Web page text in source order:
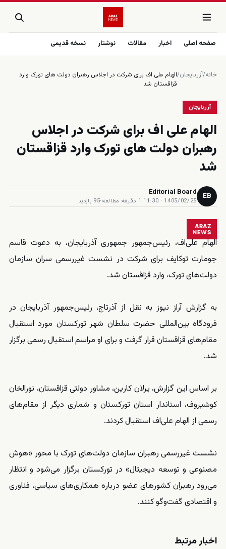
صفحه اصلی اخبار مقالات نوشتار نسخه قدیمی
خانه/آزربایجان/الهام علی اف برای شرکت در اجلاس رهبران دولت های تورک وارد
قزاقستان شد
آزربایجان
الهام علی اف برای شرکت در اجلاس
رهبران دولت های تورک وارد قزاقستان
شد
EB
Editorial Board
1405/02/25 · 11:30
·1 دقیقه مطالعه ·95 بازدید
ARAZ
NEWS
الهام علی‌اف، رئیس‌جمهور جمهوری آذربایجان، به دعوت قاسم
جومارت توکایف برای شرکت در نشست غیررسمی سران سازمان
دولت‌های تورک، وارد قزاقستان شد.
به گزارش آراز نیوز به نقل از آذرتاج، رئیس‌جمهور آذربایجان در
فرودگاه بین‌المللی حضرت سلطان شهر تورکستان مورد استقبال
مقام‌های قزاقستان قرار گرفت و برای او مراسم استقبال رسمی برگزار
شد.
بر اساس این گزارش، یرلان کارین، مشاور دولتی قزاقستان، نورالخان
کوشیروف، استاندار استان تورکستان و شماری دیگر از مقام‌های
رسمی از الهام علی‌اف استقبال کردند.
نشست غیررسمی رهبران سازمان دولت‌های تورک با محور «هوش
مصنوعی و توسعه دیجیتال» در تورکستان برگزار می‌شود و انتظار
می‌رود رهبران کشورهای عضو درباره همکاری‌های سیاسی، فناوری
و اقتصادی گفت‌وگو کنند.
اخبار مرتبط